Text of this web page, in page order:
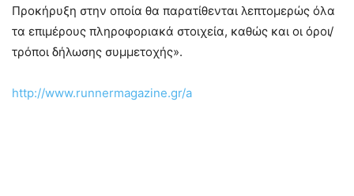
Προκήρυξη στην οποία θα παρατίθενται λεπτομερώς όλα
τα επιμέρους πληροφοριακά στοιχεία, καθώς και οι όροι/
τρόποι δήλωσης συμμετοχής».
http://www.runnermagazine.gr/a